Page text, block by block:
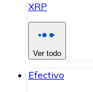
XRP
Ver todo
Efectivo